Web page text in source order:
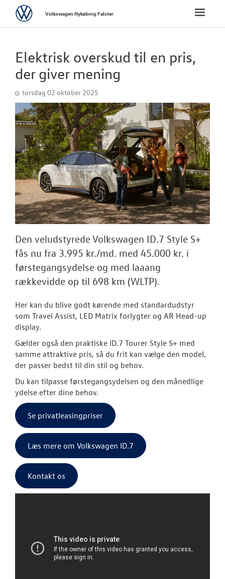
NYE
BRUGTE BILER
VÆRKSTED
TILBEHØR
NYHEDER
Aktuelt
Toggle
VolkswagenVolkswagen Nykøbing Falster
Elektrisk overskud til en pris,
der giver mening
torsdag 02 oktober 2025
Den veludstyrede Volkswagen ID.7 Style S+
fås nu fra 3.995 kr./md. med 45.000 kr. i
førstegangsydelse og med laaang
rækkevidde op til 698 km (WLTP).
Her kan du blive godt kørende med standardudstyr
som Travel Assist, LED Matrix forlygter og AR Head-up
display.
Gælder også den praktiske ID.7 Tourer Style S+ med
samme attraktive pris, så du frit kan vælge den model,
der passer bedst til din stil og behov.
Du kan tilpasse førstegangsydelsen og den månedlige
ydelse efter dine behov.
Se privatleasingpriser
Læs mere om Volkswagen ID.7
Kontakt os